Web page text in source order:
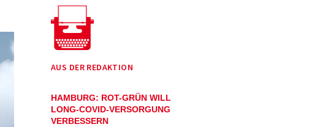
AUS DER REDAKTION
HAMBURG: ROT-GRÜN WILL
LONG-COVID-VERSORGUNG
VERBESSERN